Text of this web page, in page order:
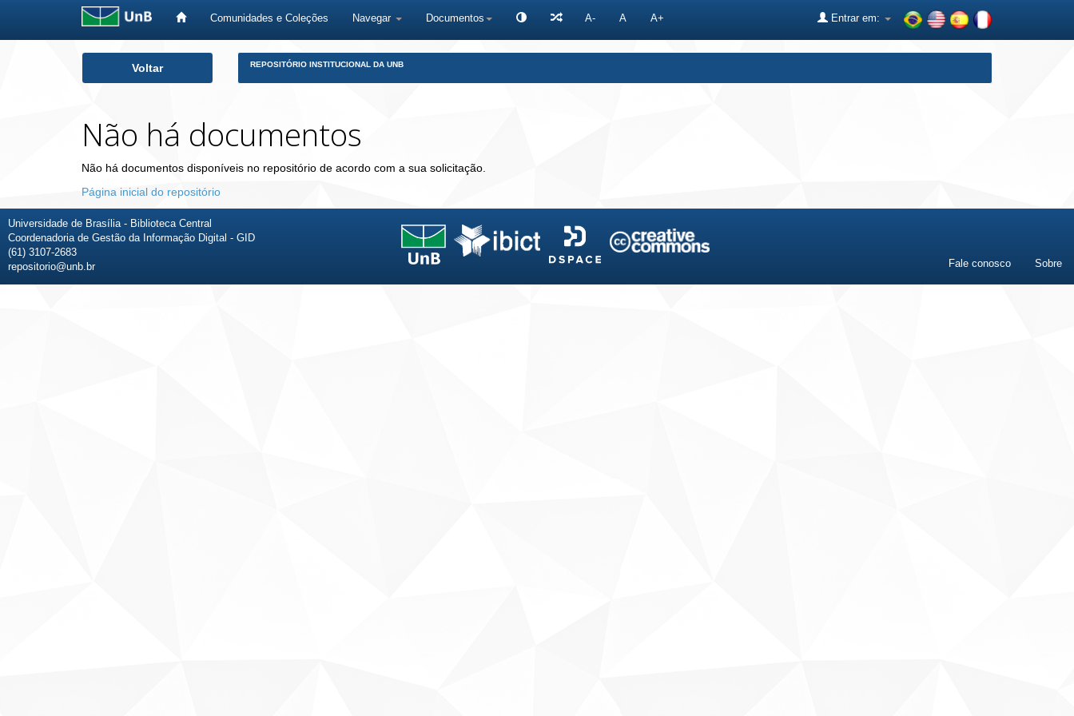
Comunidades e Coleções Navegar Documentos A- A A+ Entrar em:
Voltar REPOSITÓRIO INSTITUCIONAL DA UNB
Não há documentos
Não há documentos disponíveis no repositório de acordo com a sua solicitação.
Página inicial do repositório
Universidade de Brasília - Biblioteca Central
Coordenadoria de Gestão da Informação Digital - GID
(61) 3107-2683
repositorio@unb.br
Fale conosco Sobre